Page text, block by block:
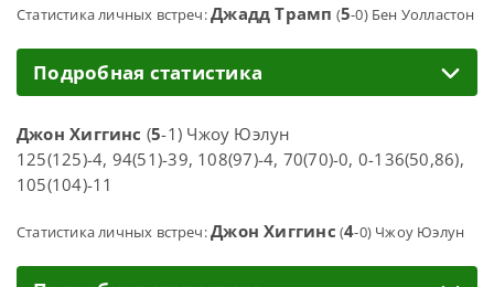
Статистика личных встреч:Джадд Трамп (5-0) Бен Уолластон
Подробная статистика
Джон Хиггинс (5-1) Чжоу Юэлун
125(125)-4, 94(51)-39, 108(97)-4, 70(70)-0, 0-136(50,86),
105(104)-11
Статистика личных встреч:Джон Хиггинс (4-0) Чжоу Юэлун